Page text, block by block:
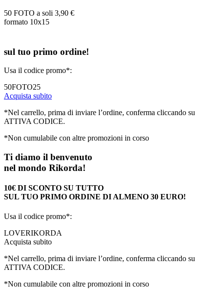
50 FOTO a soli 3,90 €
formato 10x15
sul tuo primo ordine!
Usa il codice promo*:
50FOTO25
Acquista subito
*Nel carrello, prima di inviare l’ordine, conferma cliccando su
ATTIVA CODICE.
*Non cumulabile con altre promozioni in corso
Ti diamo il benvenuto
nel mondo Rikorda!
10€ DI SCONTO SU TUTTO
SUL TUO PRIMO ORDINE DI ALMENO 30 EURO!
Usa il codice promo*:
LOVERIKORDA
Acquista subito
*Nel carrello, prima di inviare l’ordine, conferma cliccando su
ATTIVA CODICE.
*Non cumulabile con altre promozioni in corso